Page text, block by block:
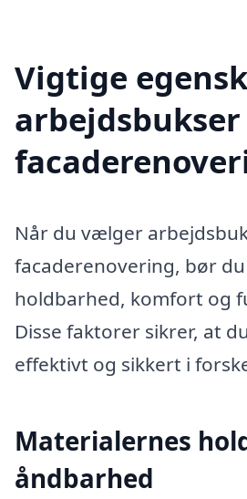
Vigtige
Når du vælger
facaderenovering, bør
holdbarhed, komfort og
Disse faktorer sikrer, at
effektivt og sikkert i
Materialernes
åndbarhed